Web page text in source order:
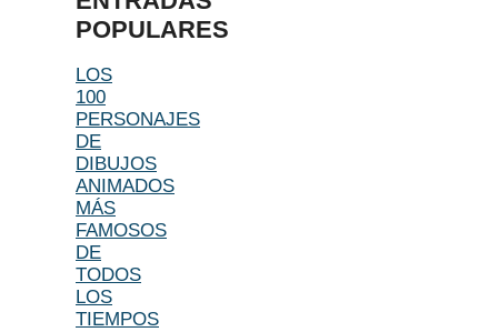
POPULARES
LOS
100
PERSONAJES
DE
DIBUJOS
ANIMADOS
MÁS
FAMOSOS
DE
TODOS
LOS
TIEMPOS